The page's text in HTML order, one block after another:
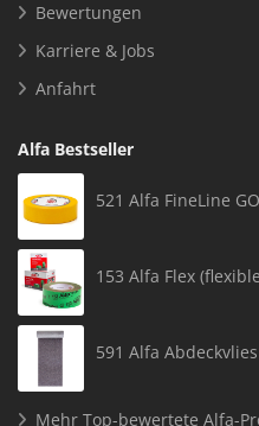
Bewertungen
Karriere & Jobs
Anfahrt
Alfa Bestseller
521 Alfa FineLine
153 Alfa Flex
591 Alfa Abdeckvlies
Mehr Top-bewertete Alfa-